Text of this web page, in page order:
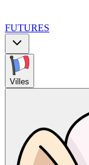
FUTURES
Villes